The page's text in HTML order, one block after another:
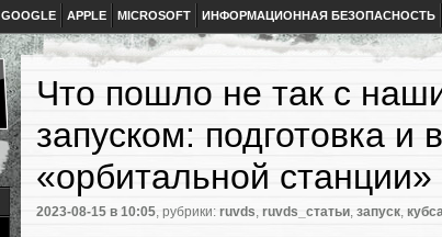
GOOGLE APPLE MICROSOFT ИНФОРМАЦИОННАЯ БЕЗОПАСНОСТЬ
Что пошло не так с
запуском: подготовка и
«орбитальной
2023-08-15 в 10:05, рубрики: ruvds, ruvds_статьи, запуск,